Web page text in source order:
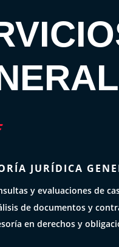
JURÍDICA
y evaluaciones de
de documentos y
en derechos y